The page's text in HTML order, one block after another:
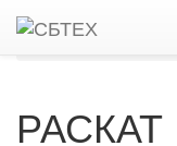
Главная
Пневмоколесные
РАСКАТ